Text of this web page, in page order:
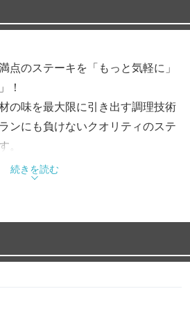
点のステーキを「もっと気軽に」
！
の味を最大限に引き出す調理技術
ンにも負けないクオリティのステ
ように高温で一気に焼き上げたス
みとジューシーさを味わえます。
続きを読む